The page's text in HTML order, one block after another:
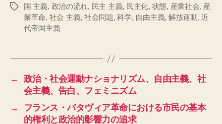
タ
国 主義, 政治の流れ, 民主 主義, 民主化, 状態, 産業社会, 産
業革命, 社会 主義, 社会問題,科学, 自由主義, 解放運動,近
代帝国主義
←
政治・社会運動ナショナリズム、自由主義、社
会主義、告白、フェミニズム
→
フランス・バタヴィア革命における市民の基本
的権利と政治的影響力の追求